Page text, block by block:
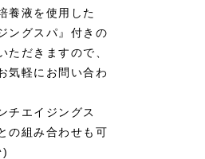
養液を使用した
ングスパ』付きの
ただきますので、
気軽にお問い合わ
チエイジングス
の組み合わせも可